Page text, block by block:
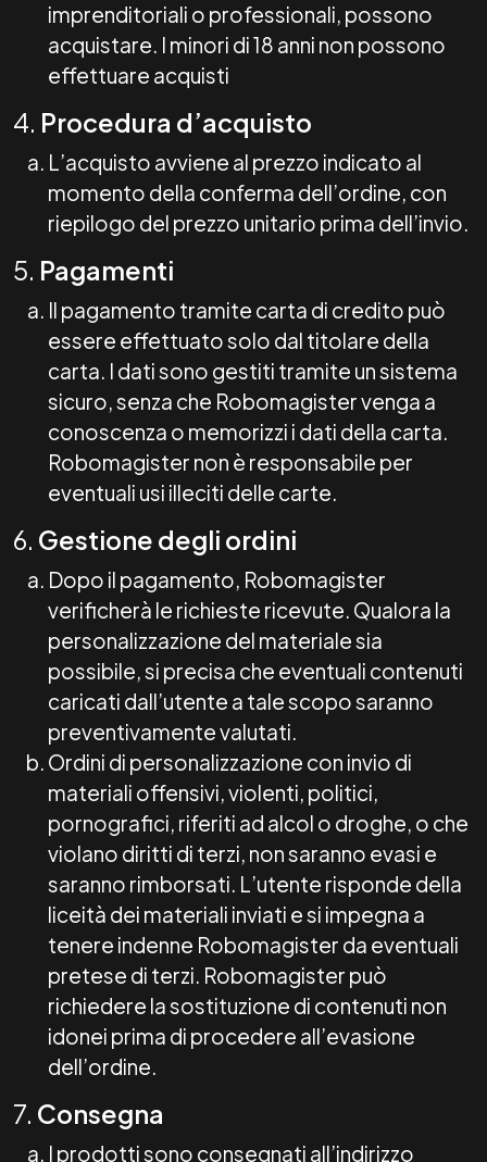
imprenditoriali o professionali, possono
acquistare. I minori di 18 anni non possono
effettuare acquisti
4. Procedura d’acquisto
L’acquisto avviene al prezzo indicato al
momento della conferma dell’ordine, con
riepilogo del prezzo unitario prima dell’invio.
5. Pagamenti
Il pagamento tramite carta di credito può
essere effettuato solo dal titolare della
carta. I dati sono gestiti tramite un sistema
sicuro, senza che Robomagister venga a
conoscenza o memorizzi i dati della carta.
Robomagister non è responsabile per
eventuali usi illeciti delle carte.
6. Gestione degli ordini
Dopo il pagamento, Robomagister
verificherà le richieste ricevute. Qualora la
personalizzazione del materiale sia
possibile, si precisa che eventuali contenuti
caricati dall’utente a tale scopo saranno
preventivamente valutati.
Ordini di personalizzazione con invio di
materiali offensivi, violenti, politici,
pornografici, riferiti ad alcol o droghe, o che
violano diritti di terzi, non saranno evasi e
saranno rimborsati. L’utente risponde della
liceità dei materiali inviati e si impegna a
tenere indenne Robomagister da eventuali
pretese di terzi. Robomagister può
richiedere la sostituzione di contenuti non
idonei prima di procedere all’evasione
dell’ordine.
7. Consegna
I prodotti sono consegnati all’indirizzo